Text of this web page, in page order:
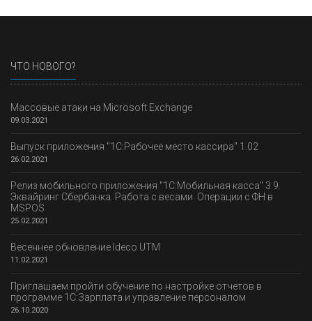
ЧТО НОВОГО?
Массовые атаки на Microsoft Exchange
09.03.2021
Выпуск приложения "1С:Рабочее место кассира" 1.02
26.02.2021
Релиз мобильного приложения "1С:Мобильная касса" 3.9.
Эквайринг Сбербанка. Работа с весами. Операции с ФН в
MSPOS
25.02.2021
Весеннее обновление Ideco UTM
11.02.2021
Приглашаем пройти обучение по настройке отчетов в
программе 1С:Зарплата и управление персоналом
26.10.2020